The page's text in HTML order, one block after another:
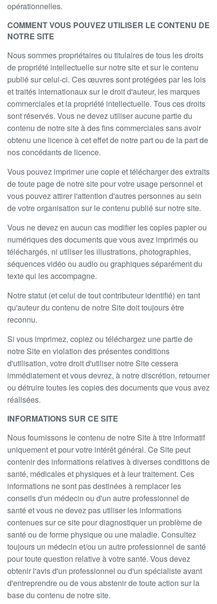
opérationnelles.
COMMENT VOUS POUVEZ UTILISER LE CONTENU DE
NOTRE SITE
Nous sommes propriétaires ou titulaires de tous les droits
de propriété intellectuelle sur notre site et sur le contenu
publié sur celui-ci. Ces œuvres sont protégées par les lois
et traités internationaux sur le droit d'auteur, les marques
commerciales et la propriété intellectuelle. Tous ces droits
sont réservés. Vous ne devez utiliser aucune partie du
contenu de notre site à des fins commerciales sans avoir
obtenu une licence à cet effet de notre part ou de la part de
nos concédants de licence.
Vous pouvez imprimer une copie et télécharger des extraits
de toute page de notre site pour votre usage personnel et
vous pouvez attirer l'attention d'autres personnes au sein
de votre organisation sur le contenu publié sur notre site.
Vous ne devez en aucun cas modifier les copies papier ou
numériques des documents que vous avez imprimés ou
téléchargés, ni utiliser les illustrations, photographies,
séquences vidéo ou audio ou graphiques séparément du
texte qui les accompagne.
Notre statut (et celui de tout contributeur identifié) en tant
qu'auteur du contenu de notre Site doit toujours être
reconnu.
Si vous imprimez, copiez ou téléchargez une partie de
notre Site en violation des présentes conditions
d'utilisation, votre droit d'utiliser notre Site cessera
immédiatement et vous devrez, à notre discrétion, retourner
ou détruire toutes les copies des documents que vous avez
réalisées.
INFORMATIONS SUR CE SITE
Nous fournissons le contenu de notre Site à titre informatif
uniquement et pour votre intérêt général. Ce Site peut
contenir des informations relatives à diverses conditions de
santé, médicales et physiques et à leur traitement. Ces
informations ne sont pas destinées à remplacer les
conseils d'un médecin ou d'un autre professionnel de
santé et vous ne devez pas utiliser les informations
contenues sur ce site pour diagnostiquer un problème de
santé ou de forme physique ou une maladie. Consultez
toujours un médecin et/ou un autre professionnel de santé
pour toute question relative à votre santé. Vous devez
obtenir l'avis d'un professionnel ou d'un spécialiste avant
d'entreprendre ou de vous abstenir de toute action sur la
base du contenu de notre site.